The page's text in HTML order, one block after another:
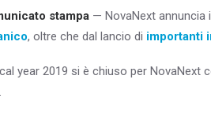
stampa — NovaNext annuncia
, oltre che dal lancio di importanti
year 2019 si è chiuso per NovaNext